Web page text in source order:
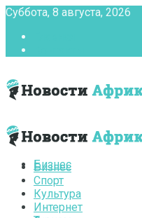
Суббота, 8 августа, 2026
Бизнес
Бизнес
Спорт
Культура
Интернет